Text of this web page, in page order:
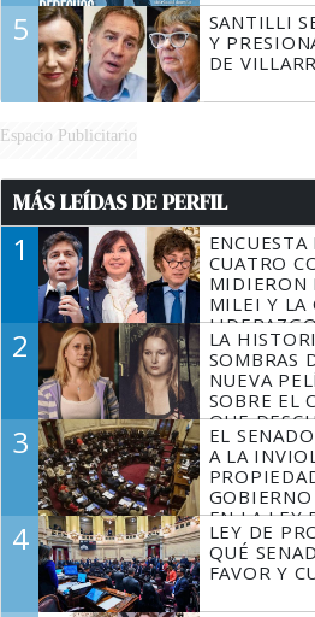
5
SANTILLI
Y
DE
Espacio Publicitario
MÁS LEÍDAS DE PERFIL
1
CUATRO
MIDIERON
MILEI Y LA
2
LA
SOMBRAS
NUEVA
SOBRE EL
QUE
MARIDO
3
EL
A LA
EN LA LEY
FUEGO
4
LEY DE
QUÉ
FAVOR Y